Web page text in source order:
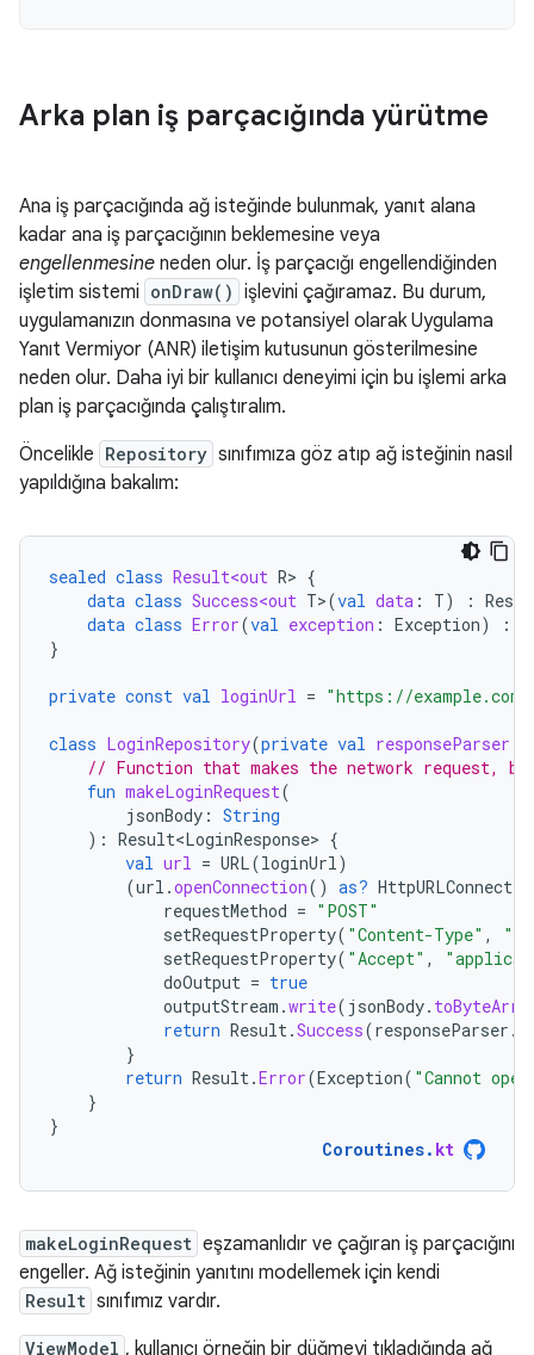
Arka plan iş parçacığında yürütme
Ana iş parçacığında ağ isteğinde bulunmak, yanıt alana
kadar ana iş parçacığının beklemesine veya
engellenmesine neden olur. İş parçacığı engellendiğinden
işletim sistemi onDraw() işlevini çağıramaz. Bu durum,
uygulamanızın donmasına ve potansiyel olarak Uygulama
Yanıt Vermiyor (ANR) iletişim kutusunun gösterilmesine
neden olur. Daha iyi bir kullanıcı deneyimi için bu işlemi arka
plan iş parçacığında çalıştıralım.
Öncelikle Repository sınıfımıza göz atıp ağ isteğinin nasıl
yapıldığına bakalım:
sealed class Result<out R> {
data class Success<out T>(val data : T) :
data class Error(val exception : Exception) :
}
private const val loginUrl = "https://
class LoginRepository(private val responseParser
// Function that makes the network request,
fun makeLoginRequest(
jsonBody : String
): Result<LoginResponse> {
val url = URL(loginUrl)
(url .openConnection() as?
requestMethod = "POST"
setRequestProperty( "Content-Type" ,
setRequestProperty( "Accept" ,
doOutput = true
outputStream .write( jsonBody.
return Result.Success(responseParser .
}
return Result.Error(Exception( "Cannot
}
}
Coroutines. kt
makeLoginRequest eşzamanlıdır ve çağıran iş parçacığını
engeller. Ağ isteğinin yanıtını modellemek için kendi
Result sınıfımız vardır.
ViewModel , kullanıcı örneğin bir düğmeyi tıkladığında ağ